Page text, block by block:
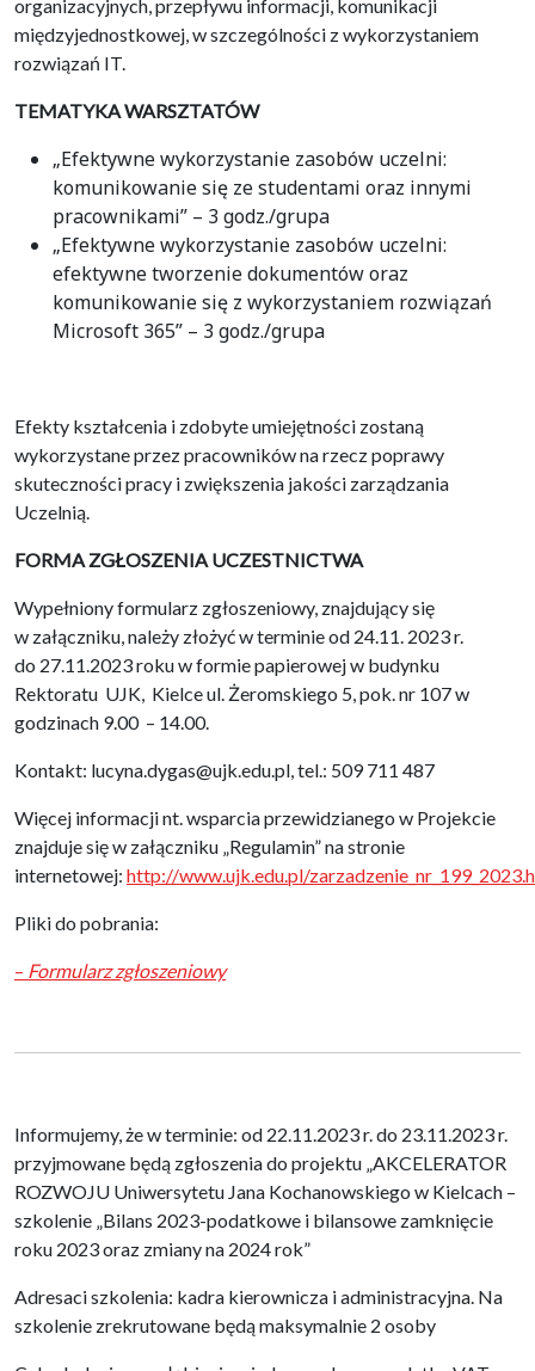
organizacyjnych, przepływu informacji, komunikacji
międzyjednostkowej, w szczególności z wykorzystaniem
rozwiązań IT.
TEMATYKA WARSZTATÓW
„Efektywne wykorzystanie zasobów uczelni:
komunikowanie się ze studentami oraz innymi
pracownikami” – 3 godz./grupa
„Efektywne wykorzystanie zasobów uczelni:
efektywne tworzenie dokumentów oraz
komunikowanie się z wykorzystaniem rozwiązań
Microsoft 365” – 3 godz./grupa
Efekty kształcenia i zdobyte umiejętności zostaną
wykorzystane przez pracowników na rzecz poprawy
skuteczności pracy i zwiększenia jakości zarządzania
Uczelnią.
FORMA ZGŁOSZENIA UCZESTNICTWA
Wypełniony formularz zgłoszeniowy, znajdujący się
w załączniku, należy złożyć w terminie od 24.11. 2023 r.
do 27.11.2023 roku w formie papierowej w budynku
Rektoratu UJK, Kielce ul. Żeromskiego 5, pok. nr 107 w
godzinach 9.00 – 14.00.
Kontakt: lucyna.dygas@ujk.edu.pl, tel.: 509 711 487
Więcej informacji nt. wsparcia przewidzianego w Projekcie
znajduje się w załączniku „Regulamin” na stronie
internetowej: http://www.ujk.edu.pl/
Pliki do pobrania:
– Formularz zgłoszeniowy
Informujemy, że w terminie: od 22.11.2023 r. do 23.11.2023 r.
przyjmowane będą zgłoszenia do projektu „AKCELERATOR
ROZWOJU Uniwersytetu Jana Kochanowskiego w Kielcach –
szkolenie „Bilans 2023-podatkowe i bilansowe zamknięcie
roku 2023 oraz zmiany na 2024 rok”
Adresaci szkolenia: kadra kierownicza i administracyjna. Na
szkolenie zrekrutowane będą maksymalnie 2 osoby